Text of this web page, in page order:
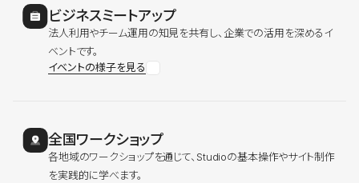
ビジネスミートアップ
法人利用やチーム運用の知見を共有し、企業での活用を深めるイ
ベントです。
イベントの様子を見る
全国ワークショップ
各地域のワークショップを通じて、Studioの基本操作やサイト制作
を実践的に学べます。